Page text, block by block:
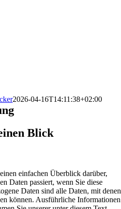
2026-04-16T14:11:38+02:00
Blick
einfachen Überblick darüber,
Daten passiert, wenn Sie diese
Daten sind alle Daten, mit denen
können. Ausführliche Informationen